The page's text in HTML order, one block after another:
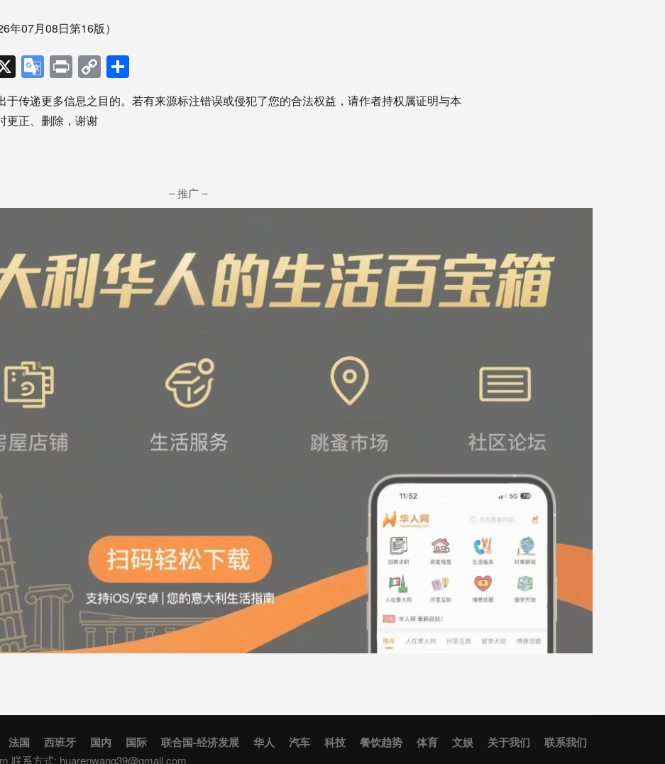
年07月08日第16版）
X Google
Translate
PrintCopy
Link享
于传递更多信息之目的。若有来源标注错误或侵犯了您的合法权益，请作者持权属证明与本
更正、删除，谢谢
– 推广 –
法国 西班牙 国内 国际 联合国-经济发展 华人 汽车 科技 餐饮趋势 体育 文娱 关于我们 联系我们
联系方式: huarenwang39@gmail.com